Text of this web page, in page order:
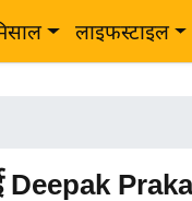
लाइफस्टाइल
Deepak